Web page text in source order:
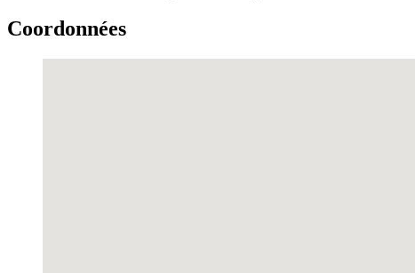
Coordonnées